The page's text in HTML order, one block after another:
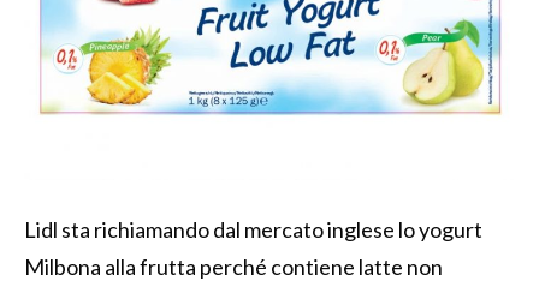
Lidl sta richiamando dal mercato inglese lo yogurt
Milbona alla frutta perché contiene latte non